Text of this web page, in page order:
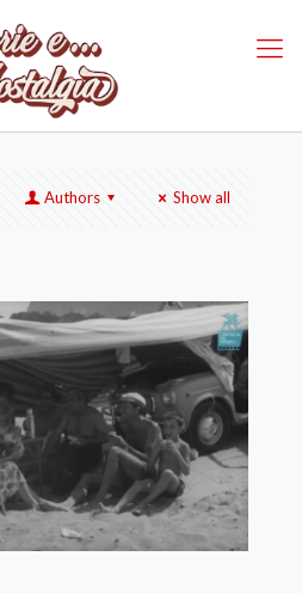
Authors Show all